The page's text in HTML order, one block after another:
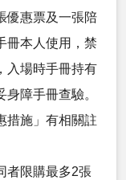
優惠票及一張陪
冊本人使用，禁
入場時手冊持有
障手冊查驗。
措施」有相關註
者限購最多2張